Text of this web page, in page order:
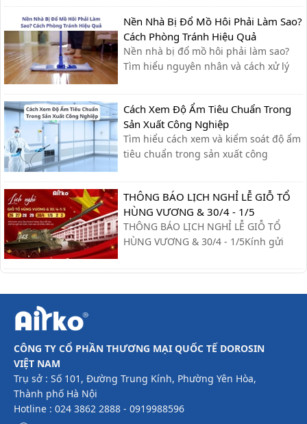
cửa khô ráo, bảo vệ sức khỏe.
Nền Nhà Bị Đổ Mồ Hôi Phải Làm Sao?
Cách Phòng Tránh Hiệu Quả
Nền nhà bị đổ mồ hôi phải làm sao?
Tìm hiểu nguyên nhân và cách xử lý
hiệu quả giúp sàn nhà luôn khô ráo.
Cách Xem Độ Ẩm Tiêu Chuẩn Trong
Sản Xuất Công Nghiệp
Tìm hiểu cách xem và kiểm soát độ ẩm
tiêu chuẩn trong sản xuất công
và nâng cao chất lượng sản phẩm.
THÔNG BÁO LỊCH NGHỈ LỄ GIỖ TỔ
HÙNG VƯƠNG & 30/4 - 1/5
THÔNG BÁO LỊCH NGHỈ LỄ GIỖ TỔ
HÙNG VƯƠNG & 30/4 - 1/5Kính gửi
ty xin trân trọng thông báo lịch nghỉ lễ
CÔNG TY CỔ PHẦN THƯƠNG MẠI QUỐC TẾ DOROSIN
VIỆT NAM
Trụ sở : Số 101, Đường Trung Kính, Phường Yên Hòa,
Thành phố Hà Nội
Hotline : 024 3862 2888 - 0919988596